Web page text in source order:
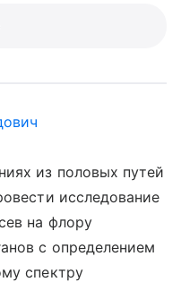
из половых путей
исследование
на флору
с определением
спектру